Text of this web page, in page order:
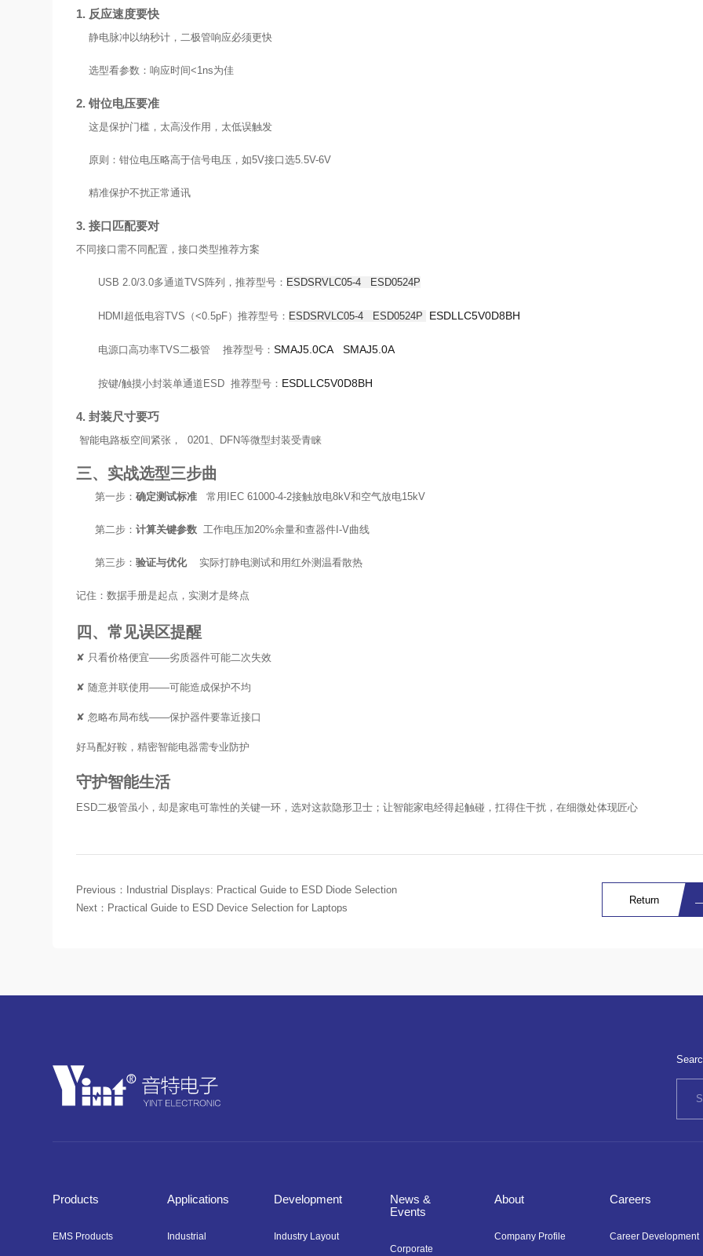
1. 反应速度要快
静电脉冲以纳秒计，二极管响应必须更快
选型看参数：响应时间<1ns为佳
2. 钳位电压要准
这是保护门槛，太高没作用，太低误触发
原则：钳位电压略高于信号电压，如5V接口选5.5V-6V
精准保护不扰正常通讯
3. 接口匹配要对
不同接口需不同配置，接口类型推荐方案
USB 2.0/3.0多通道TVS阵列，推荐型号： ESDSRVLC05-4 ESD0524P
HDMI超低电容TVS（<0.5pF）推荐型号： ESDSRVLC05-4 ESD0524P ESDLLC5V0D8BH
电源口高功率TVS二极管 推荐型号：SMAJ5.0CA SMAJ5.0A
按键/触摸小封装单通道ESD 推荐型号： ESDLLC5V0D8BH
4. 封装尺寸要巧
智能电路板空间紧张， 0201、DFN等微型封装受青睐
三、实战选型三步曲
第一步：确定测试标准常用IEC 61000-4-2接触放电8kV和空气放电15kV
第二步：计算关键参数工作电压加20%余量和查器件I-V曲线
第三步：验证与优化实际打静电测试和用红外测温看散热
记住：数据手册是起点，实测才是终点
四、常见误区提醒
✘ 只看价格便宜——劣质器件可能二次失效
✘ 随意并联使用——可能造成保护不均
✘ 忽略布局布线——保护器件要靠近接口
好马配好鞍，精密智能电器需专业防护
守护智能生活
ESD二极管虽小，却是家电可靠性的关键一环，选对这款隐形卫士；让智能家电经得起触碰，扛得住干扰，在细微处体现匠心
Previous： Industrial Displays: Practical Guide to ESD Diode Selection
Next： Practical Guide to ESD Device Selection for Laptops
Return
Products
EMS Products
Applications
Industrial
Development
Industry Layout
News &
Events
Corporate
About
Company Profile
Careers
Career Development